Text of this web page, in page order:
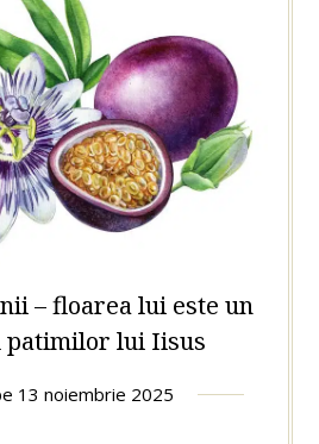
– floarea lui este un
patimilor lui Iisus
13 noiembrie 2025